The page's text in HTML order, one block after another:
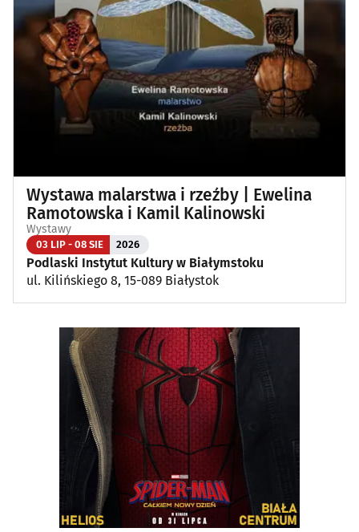
Wystawa malarstwa i rzeźby | Ewelina
Ramotowska i Kamil Kalinowski
Wystawy
03 LIP - 08 SIE 2026
Podlaski Instytut Kultury w Białymstoku
ul. Kilińskiego 8, 15-089 Białystok